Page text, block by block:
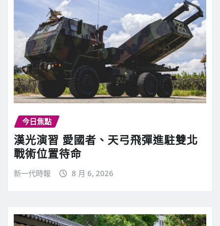
今日焦點
漢光演習 愛國者、天弓飛彈進駐雙北
戰術位置待命
新一代時報 8 月 6, 2026